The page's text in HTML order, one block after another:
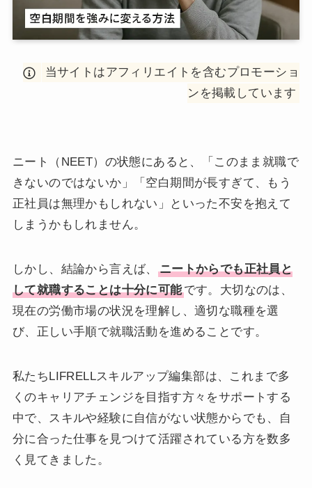
当サイトはアフィリエイトを含むプロモーショ
ンを掲載しています
ニート（NEET）の状態にあると、「このまま就職で
きないのではないか」「空白期間が長すぎて、もう
正社員は無理かもしれない」といった不安を抱えて
しまうかもしれません。
しかし、結論から言えば、
ニートからでも正社員と
して就職することは十分に可能です。大切なのは、
現在の労働市場の状況を理解し、適切な職種を選
び、正しい手順で就職活動を進めることです。
私たちLIFRELLスキルアップ編集部は、これまで多
くのキャリアチェンジを目指す方々をサポートする
中で、スキルや経験に自信がない状態からでも、自
分に合った仕事を見つけて活躍されている方を数多
く見てきました。